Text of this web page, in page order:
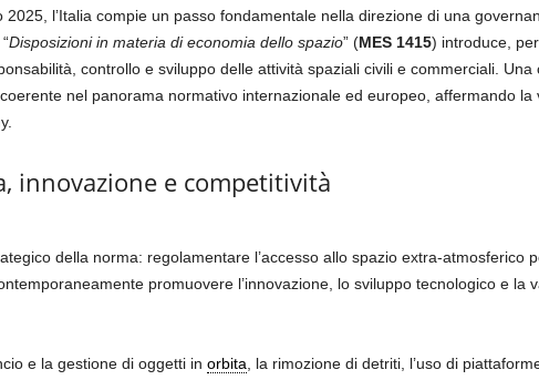
2025, l’Italia compie un passo fondamentale nella direzione di una
Disposizioni in materia di economia dello spazio” (MES 1415) introduce,
controllo e sviluppo delle attività spaziali civili e commerciali. Una
nel panorama normativo internazionale ed europeo, affermando la
innovazione e competitività
della norma: regolamentare l’accesso allo spazio extra-atmosferico
promuovere l’innovazione, lo sviluppo tecnologico e la
e la gestione di oggetti in orbita , la rimozione di detriti, l’uso di